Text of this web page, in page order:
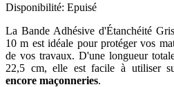
Disponibilité: Epuisé
La Bande Adhésive d'Étanchéité
10 m est idéale pour protéger vos
de vos travaux. D'une longueur
22,5 cm, elle est facile à utiliser
encore maçonneries.